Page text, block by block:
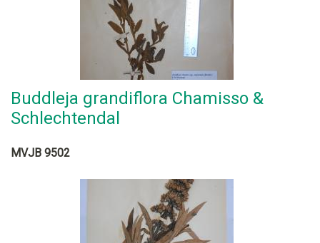
Buddleja grandiflora Chamisso &
Schlechtendal
MVJB 9502